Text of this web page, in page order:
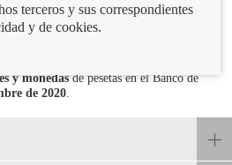
y monedasde pesetas en el Banco de
de 2020.
terceros y sus correspondientes
y de cookies.